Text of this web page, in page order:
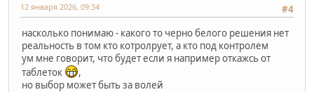
#4
12 января 2026, 09:34
насколько понимаю - какого то черно белого решения нет
реальность в том кто котролрует, а кто под контролем
ум мне говорит, что будет если я например откажсь от
таблеток
,
но выбор может быть за волей